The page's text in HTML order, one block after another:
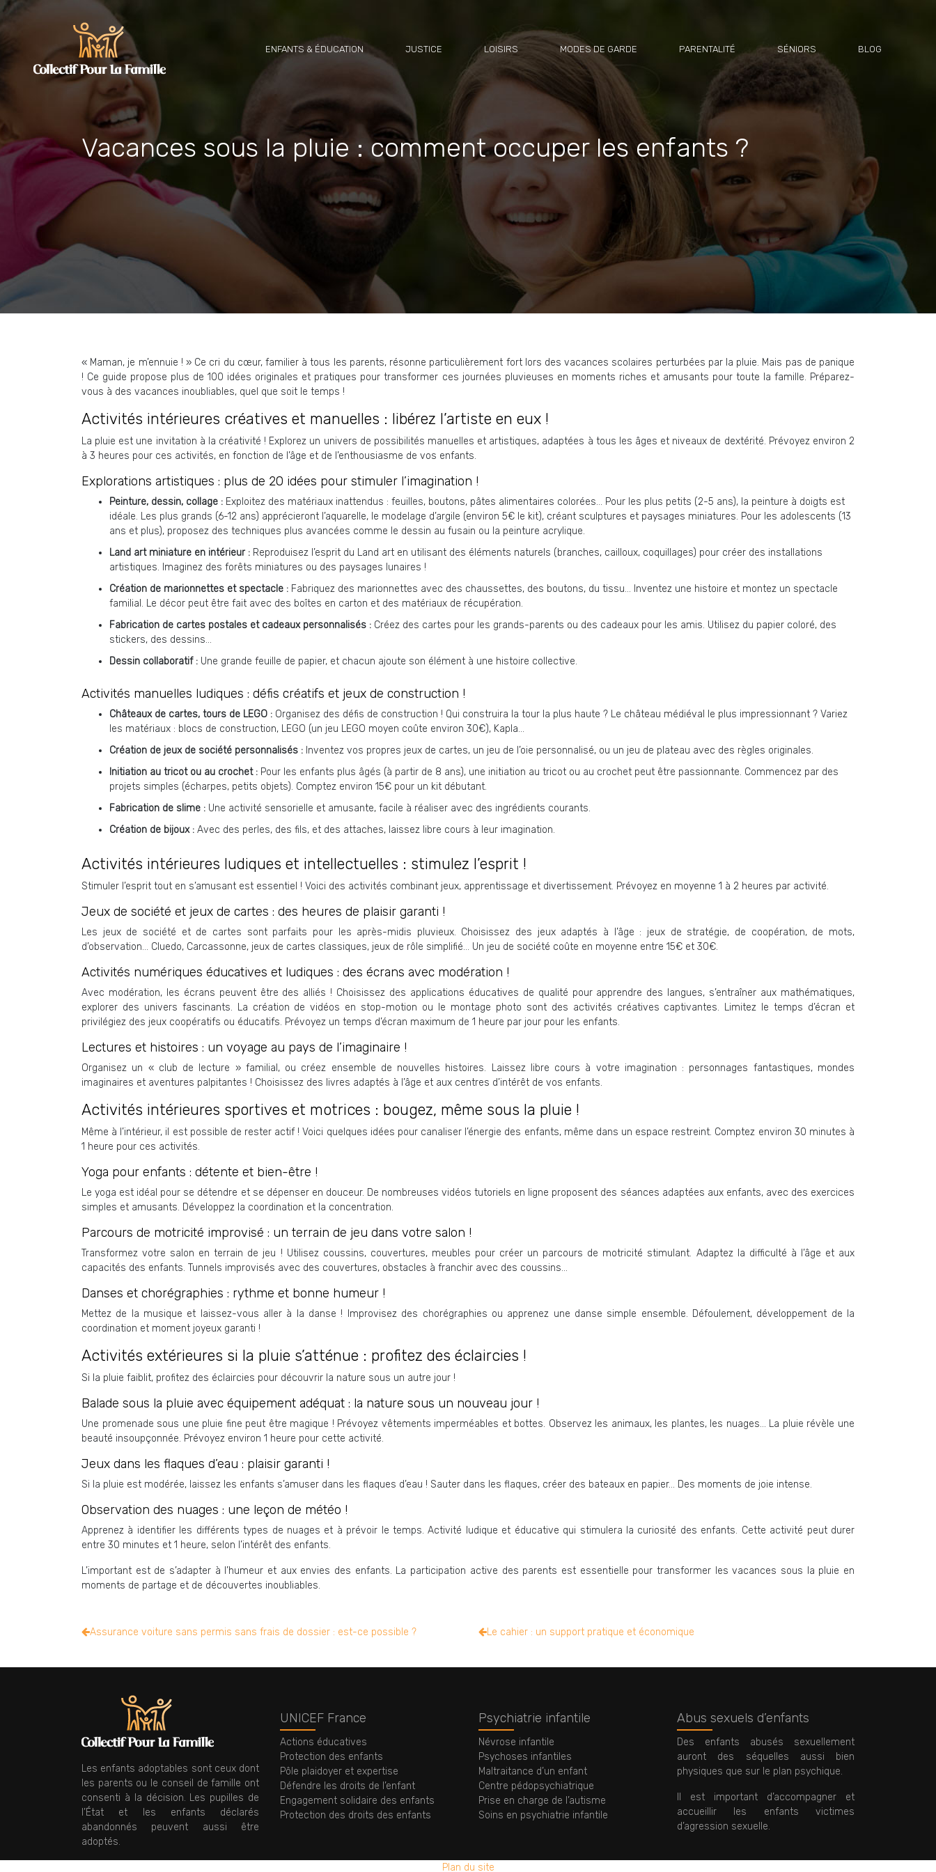
ENFANTS & ÉDUCATION JUSTICE LOISIRS MODES DE GARDE PARENTALITÉ SÉNIORS BLOG
Vacances sous la pluie : comment occuper les enfants ?
« Maman, je m’ennuie ! » Ce cri du cœur, familier à tous les parents, résonne particulièrement fort lors des vacances scolaires perturbées par la pluie. Mais pas de panique
! Ce guide propose plus de 100 idées originales et pratiques pour transformer ces journées pluvieuses en moments riches et amusants pour toute la famille. Préparez-
vous à des vacances inoubliables, quel que soit le temps !
Activités intérieures créatives et manuelles : libérez l’artiste en eux !
La pluie est une invitation à la créativité ! Explorez un univers de possibilités manuelles et artistiques, adaptées à tous les âges et niveaux de dextérité. Prévoyez environ 2
à 3 heures pour ces activités, en fonction de l’âge et de l’enthousiasme de vos enfants.
Explorations artistiques : plus de 20 idées pour stimuler l’imagination !
Peinture, dessin, collage : Exploitez des matériaux inattendus : feuilles, boutons, pâtes alimentaires colorées… Pour les plus petits (2-5 ans), la peinture à doigts est
idéale. Les plus grands (6-12 ans) apprécieront l’aquarelle, le modelage d’argile (environ 5€ le kit), créant sculptures et paysages miniatures. Pour les adolescents (13
ans et plus), proposez des techniques plus avancées comme le dessin au fusain ou la peinture acrylique.
Land art miniature en intérieur : Reproduisez l’esprit du Land art en utilisant des éléments naturels (branches, cailloux, coquillages) pour créer des installations
artistiques. Imaginez des forêts miniatures ou des paysages lunaires !
Création de marionnettes et spectacle : Fabriquez des marionnettes avec des chaussettes, des boutons, du tissu… Inventez une histoire et montez un spectacle
familial. Le décor peut être fait avec des boîtes en carton et des matériaux de récupération.
Fabrication de cartes postales et cadeaux personnalisés : Créez des cartes pour les grands-parents ou des cadeaux pour les amis. Utilisez du papier coloré, des
stickers, des dessins…
Dessin collaboratif : Une grande feuille de papier, et chacun ajoute son élément à une histoire collective.
Activités manuelles ludiques : défis créatifs et jeux de construction !
Châteaux de cartes, tours de LEGO : Organisez des défis de construction ! Qui construira la tour la plus haute ? Le château médiéval le plus impressionnant ? Variez
les matériaux : blocs de construction, LEGO (un jeu LEGO moyen coûte environ 30€), Kapla…
Création de jeux de société personnalisés : Inventez vos propres jeux de cartes, un jeu de l’oie personnalisé, ou un jeu de plateau avec des règles originales.
Initiation au tricot ou au crochet : Pour les enfants plus âgés (à partir de 8 ans), une initiation au tricot ou au crochet peut être passionnante. Commencez par des
projets simples (écharpes, petits objets). Comptez environ 15€ pour un kit débutant.
Fabrication de slime : Une activité sensorielle et amusante, facile à réaliser avec des ingrédients courants.
Création de bijoux : Avec des perles, des fils, et des attaches, laissez libre cours à leur imagination.
Activités intérieures ludiques et intellectuelles : stimulez l’esprit !
Stimuler l’esprit tout en s’amusant est essentiel ! Voici des activités combinant jeux, apprentissage et divertissement. Prévoyez en moyenne 1 à 2 heures par activité.
Jeux de société et jeux de cartes : des heures de plaisir garanti !
Les jeux de société et de cartes sont parfaits pour les après-midis pluvieux. Choisissez des jeux adaptés à l’âge : jeux de stratégie, de coopération, de mots,
d’observation… Cluedo, Carcassonne, jeux de cartes classiques, jeux de rôle simplifié… Un jeu de société coûte en moyenne entre 15€ et 30€.
Activités numériques éducatives et ludiques : des écrans avec modération !
Avec modération, les écrans peuvent être des alliés ! Choisissez des applications éducatives de qualité pour apprendre des langues, s’entraîner aux mathématiques,
explorer des univers fascinants. La création de vidéos en stop-motion ou le montage photo sont des activités créatives captivantes. Limitez le temps d’écran et
privilégiez des jeux coopératifs ou éducatifs. Prévoyez un temps d’écran maximum de 1 heure par jour pour les enfants.
Lectures et histoires : un voyage au pays de l’imaginaire !
Organisez un « club de lecture » familial, ou créez ensemble de nouvelles histoires. Laissez libre cours à votre imagination : personnages fantastiques, mondes
imaginaires et aventures palpitantes ! Choisissez des livres adaptés à l’âge et aux centres d’intérêt de vos enfants.
Activités intérieures sportives et motrices : bougez, même sous la pluie !
Même à l’intérieur, il est possible de rester actif ! Voici quelques idées pour canaliser l’énergie des enfants, même dans un espace restreint. Comptez environ 30 minutes à
1 heure pour ces activités.
Yoga pour enfants : détente et bien-être !
Le yoga est idéal pour se détendre et se dépenser en douceur. De nombreuses vidéos tutoriels en ligne proposent des séances adaptées aux enfants, avec des exercices
simples et amusants. Développez la coordination et la concentration.
Parcours de motricité improvisé : un terrain de jeu dans votre salon !
Transformez votre salon en terrain de jeu ! Utilisez coussins, couvertures, meubles pour créer un parcours de motricité stimulant. Adaptez la difficulté à l’âge et aux
capacités des enfants. Tunnels improvisés avec des couvertures, obstacles à franchir avec des coussins…
Danses et chorégraphies : rythme et bonne humeur !
Mettez de la musique et laissez-vous aller à la danse ! Improvisez des chorégraphies ou apprenez une danse simple ensemble. Défoulement, développement de la
coordination et moment joyeux garanti !
Activités extérieures si la pluie s’atténue : profitez des éclaircies !
Si la pluie faiblit, profitez des éclaircies pour découvrir la nature sous un autre jour !
Balade sous la pluie avec équipement adéquat : la nature sous un nouveau jour !
Une promenade sous une pluie fine peut être magique ! Prévoyez vêtements imperméables et bottes. Observez les animaux, les plantes, les nuages… La pluie révèle une
beauté insoupçonnée. Prévoyez environ 1 heure pour cette activité.
Jeux dans les flaques d’eau : plaisir garanti !
Si la pluie est modérée, laissez les enfants s’amuser dans les flaques d’eau ! Sauter dans les flaques, créer des bateaux en papier… Des moments de joie intense.
Observation des nuages : une leçon de météo !
Apprenez à identifier les différents types de nuages et à prévoir le temps. Activité ludique et éducative qui stimulera la curiosité des enfants. Cette activité peut durer
entre 30 minutes et 1 heure, selon l’intérêt des enfants.
L’important est de s’adapter à l’humeur et aux envies des enfants. La participation active des parents est essentielle pour transformer les vacances sous la pluie en
moments de partage et de découvertes inoubliables.
Assurance voiture sans permis sans frais de dossier : est-ce possible ? Le cahier : un support pratique et économique
Les enfants adoptables sont ceux dont
les parents ou le conseil de famille ont
consenti à la décision. Les pupilles de
l’État et les enfants déclarés
abandonnés peuvent aussi être
adoptés.
UNICEF France
Actions éducatives
Protection des enfants
Pôle plaidoyer et expertise
Défendre les droits de l’enfant
Engagement solidaire des enfants
Protection des droits des enfants
Psychiatrie infantile
Névrose infantile
Psychoses infantiles
Maltraitance d’un enfant
Centre pédopsychiatrique
Prise en charge de l’autisme
Soins en psychiatrie infantile
Abus sexuels d’enfants
Des enfants abusés sexuellement
auront des séquelles aussi bien
physiques que sur le plan psychique.
Il est important d’accompagner et
accueillir les enfants victimes
d’agression sexuelle.
Plan du site